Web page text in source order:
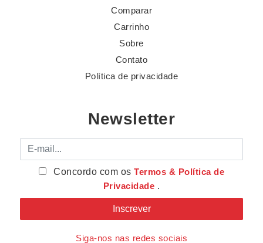
Comparar
Carrinho
Sobre
Contato
Política de privacidade
Newsletter
E-mail
Concordo com osTermos & Política de
Privacidade .
Siga-nos nas redes sociais